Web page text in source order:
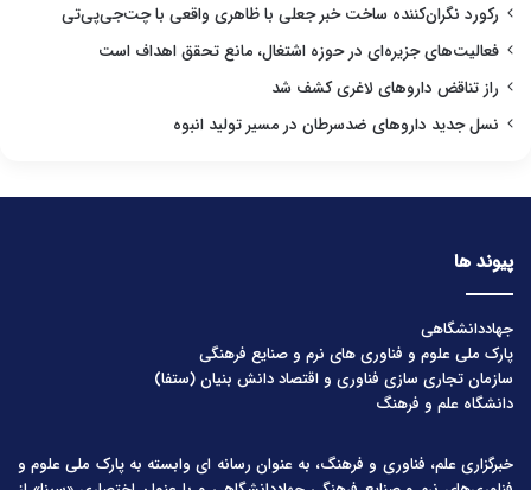
رکورد نگران‌کننده ساخت خبر جعلی با ظاهری واقعی با چت‌جی‌پی‌تی
فعالیت‌های جزیره‌ای در حوزه اشتغال، مانع تحقق اهداف است
راز تناقض داروهای لاغری کشف شد
نسل جدید داروهای ضدسرطان در مسیر تولید انبوه
پیوند ها
جهاددانشگاهی
پارک ملی علوم و فناوری های نرم و صنایع فرهنگی
سازمان تجاری سازی فناوری و اقتصاد دانش بنیان (ستفا)
دانشگاه علم و فرهنگ
خبرگزاری علم، فناوری و فرهنگ، به عنوان رسانه ای وابسته به پارک ملی علوم و